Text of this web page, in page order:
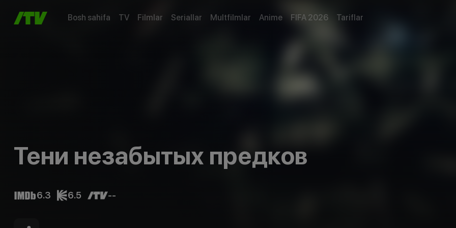
Bosh sahifa TV Filmlar Seriallar Multfilmlar Anime FIFA 2026 Tariflar
Тени незабытых предков
6.3 6.5 --